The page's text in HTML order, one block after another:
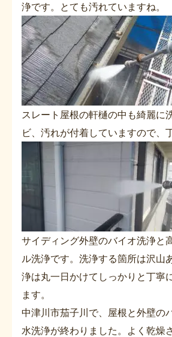
浄です。とても汚れていますね。
スレート屋根の軒樋の中も綺麗に
ビ、汚れが付着していますので、
サイディング外壁のバイオ洗浄と
ル洗浄です。洗浄する箇所は沢山
浄は丸一日かけてしっかりと丁寧
ます。
中津川市茄子川で、屋根と外壁の
水洗浄が終わりました。よく乾燥